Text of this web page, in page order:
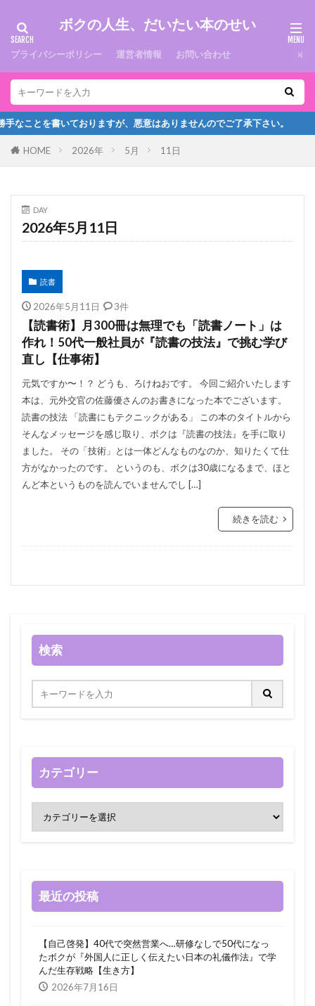
ボクの人生、だいたい本のせい
プライバシーポリシー 運営者情報 お問い合わせ
ことを書いておりますが、悪意はありませんのでご了承下さい。
HOME 2026年 5月 11日
DAY
2026年5月11日
読書
2026年5月11日 3件
【読書術】月300冊は無理でも「読書ノート」は
作れ！50代一般社員が『読書の技法』で挑む学び
直し【仕事術】
元気ですか〜！？ どうも、ろけねおです。 今回ご紹介いたします
本は、元外交官の佐藤優さんのお書きになった本でございます。
読書の技法 「読書にもテクニックがある」 この本のタイトルから
そんなメッセージを感じ取り、ボクは『読書の技法』を手に取り
ました。 その「技術」とは一体どんなものなのか、知りたくて仕
方がなかったのです。 というのも、ボクは30歳になるまで、ほと
んど本というものを読んでいませんでし […]
続きを読む
検索
カテゴリー
最近の投稿
【自己啓発】40代で突然営業へ…研修なしで50代になっ
たボクが『外国人に正しく伝えたい日本の礼儀作法』で学
んだ生存戦略【生き方】
2026年7月16日